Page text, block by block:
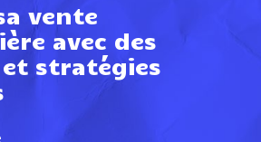
vente
avec des
stratégies